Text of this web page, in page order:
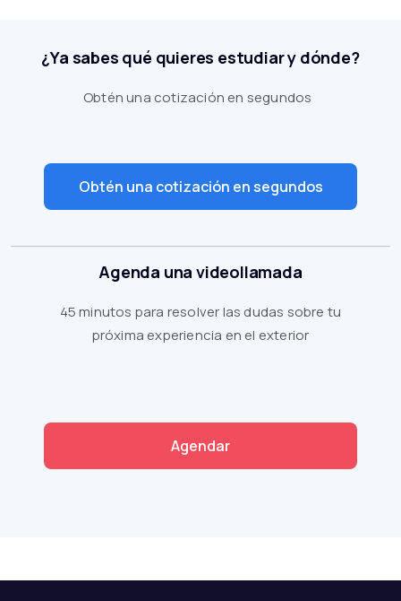
¿Ya sabes qué quieres estudiar y dónde?
Obtén una cotización en segundos
Obtén una cotización en segundos
Agenda una videollamada
45 minutos para resolver las dudas sobre tu
próxima experiencia en el exterior
Agendar